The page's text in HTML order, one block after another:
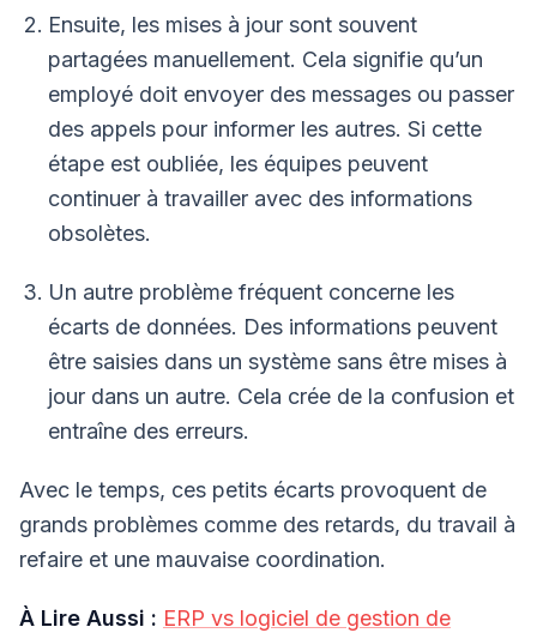
Ensuite, les mises à jour sont souvent
partagées manuellement. Cela signifie qu’un
employé doit envoyer des messages ou passer
des appels pour informer les autres. Si cette
étape est oubliée, les équipes peuvent
continuer à travailler avec des informations
obsolètes.
Un autre problème fréquent concerne les
écarts de données. Des informations peuvent
être saisies dans un système sans être mises à
jour dans un autre. Cela crée de la confusion et
entraîne des erreurs.
Avec le temps, ces petits écarts provoquent de
grands problèmes comme des retards, du travail à
refaire et une mauvaise coordination.
À Lire Aussi : ERP vs logiciel de gestion de